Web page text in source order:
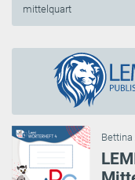
mittelquart
Bettina